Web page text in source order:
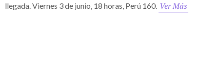
llegada. Viernes 3 de junio, 18 horas, Perú 160. Ver Más